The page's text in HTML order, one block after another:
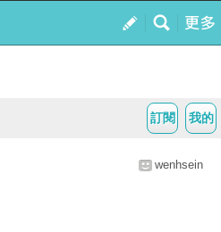
我的
訂閱
wenhsein